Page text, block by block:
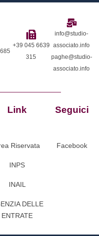
+39 045 6639
315
info@studio-
associato.info
paghe@studio-
associato.info
Link
Riservata
INPS
INAIL
DELLE
ENTRATE
Seguici
Facebook